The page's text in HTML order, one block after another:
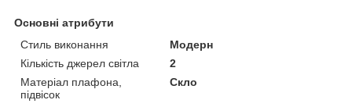
Основні атрибути
Стиль виконання
Модерн
Кількість джерел світла
2
Матеріал плафона,
підвісок
Скло